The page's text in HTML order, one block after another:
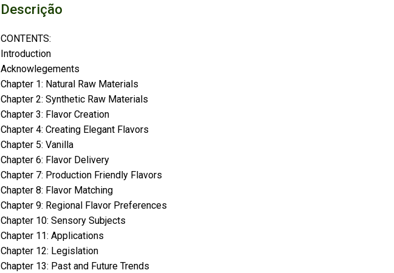
Descrição
CONTENTS:
Introduction
Acknowlegements
Chapter 1: Natural Raw Materials
Chapter 2: Synthetic Raw Materials
Chapter 3: Flavor Creation
Chapter 4: Creating Elegant Flavors
Chapter 5: Vanilla
Chapter 6: Flavor Delivery
Chapter 7: Production Friendly Flavors
Chapter 8: Flavor Matching
Chapter 9: Regional Flavor Preferences
Chapter 10: Sensory Subjects
Chapter 11: Applications
Chapter 12: Legislation
Chapter 13: Past and Future Trends